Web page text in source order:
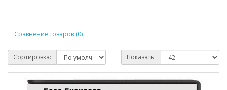
Сравнение товаров (0)
Сортировка: Показать: